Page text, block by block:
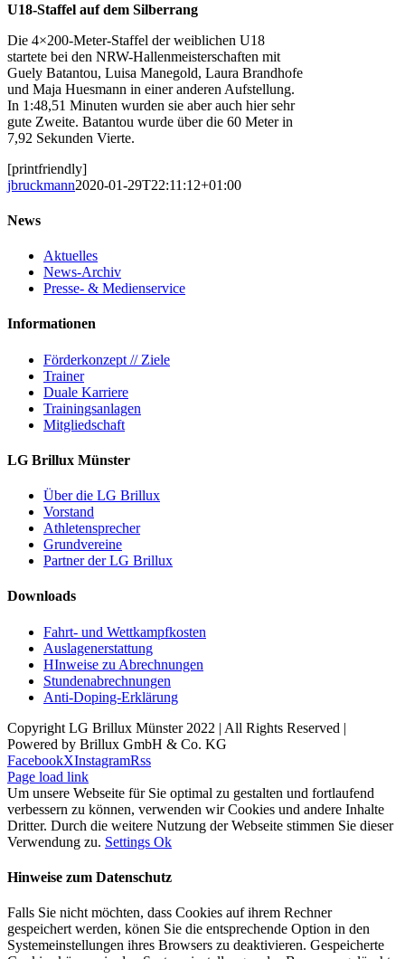
U18-Staffel auf dem Silberrang
Die 4×200-Meter-Staffel der weiblichen U18
startete bei den NRW-Hallenmeisterschaften mit
Guely Batantou, Luisa Manegold, Laura Brandhofe
und Maja Huesmann in einer anderen Aufstellung.
In 1:48,51 Minuten wurden sie aber auch hier sehr
gute Zweite. Batantou wurde über die 60 Meter in
7,92 Sekunden Vierte.
[printfriendly]
jbruckmann2020-01-29T22:11:12+01:00
News
Aktuelles
News-Archiv
Presse- & Medienservice
Informationen
Förderkonzept // Ziele
Trainer
Duale Karriere
Trainingsanlagen
Mitgliedschaft
LG Brillux Münster
Über die LG Brillux
Vorstand
Athletensprecher
Grundvereine
Partner der LG Brillux
Downloads
Fahrt- und Wettkampfkosten
Auslagenerstattung
HInweise zu Abrechnungen
Stundenabrechnungen
Anti-Doping-Erklärung
Copyright LG Brillux Münster 2022 | All Rights Reserved |
Powered by Brillux GmbH & Co. KG
FacebookXInstagramRss
Page load link
Um unsere Webseite für Sie optimal zu gestalten und fortlaufend
verbessern zu können, verwenden wir Cookies und andere Inhalte
Dritter. Durch die weitere Nutzung der Webseite stimmen Sie dieser
Verwendung zu. Settings Ok
Hinweise zum Datenschutz
Falls Sie nicht möchten, dass Cookies auf ihrem Rechner
gespeichert werden, könen Sie die entsprechende Option in den
Systemeinstellungen ihres Browsers zu deaktivieren. Gespeicherte